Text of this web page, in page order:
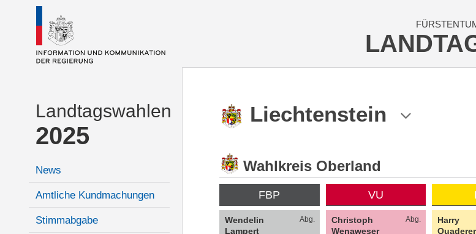
Landtagswahlen
2025
News
Amtliche Kundmachungen
Stimmabgabe
Liechtenstein
Wahlkreis Oberland
FBP
Wendelin
Lampert
Abg.
VU
Christoph
Wenaweser
Abg.
Harry
Quaderer